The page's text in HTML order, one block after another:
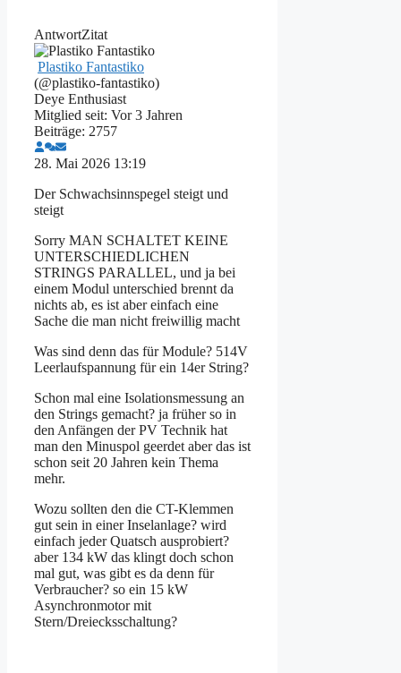
AntwortZitat
Plastiko Fantastiko
(@plastiko-fantastiko)
Deye Enthusiast
Mitglied seit: Vor 3 Jahren
Beiträge: 2757
28. Mai 2026 13:19
Der Schwachsinnspegel steigt und
steigt
Sorry MAN SCHALTET KEINE
UNTERSCHIEDLICHEN
STRINGS PARALLEL, und ja bei
einem Modul unterschied brennt da
nichts ab, es ist aber einfach eine
Sache die man nicht freiwillig macht
Was sind denn das für Module? 514V
Leerlaufspannung für ein 14er String?
Schon mal eine Isolationsmessung an
den Strings gemacht? ja früher so in
den Anfängen der PV Technik hat
man den Minuspol geerdet aber das ist
schon seit 20 Jahren kein Thema
mehr.
Wozu sollten den die CT-Klemmen
gut sein in einer Inselanlage? wird
einfach jeder Quatsch ausprobiert?
aber 134 kW das klingt doch schon
mal gut, was gibt es da denn für
Verbraucher? so ein 15 kW
Asynchronmotor mit
Stern/Dreiecksschaltung?